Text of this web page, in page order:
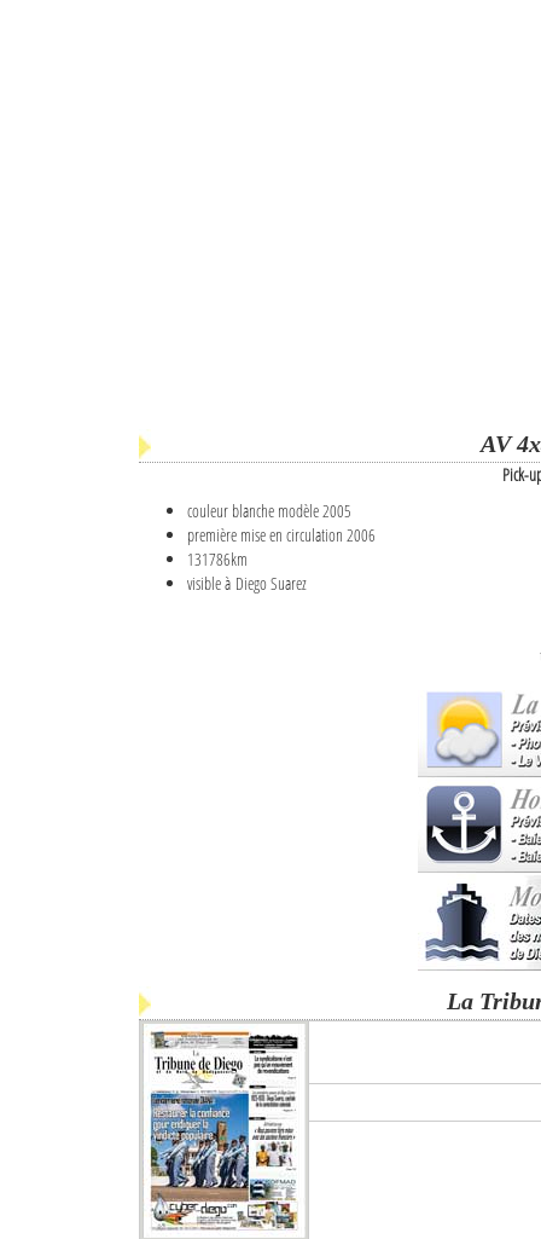
AV
Pick-
couleur blanche modèle 2005
première mise en circulation 2006
131786km
visible à Diego Suarez
La